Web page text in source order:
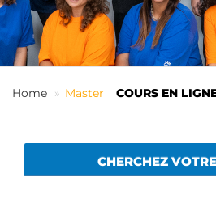
LOGIN
FR
Home Master COURS EN
CHERCHEZ